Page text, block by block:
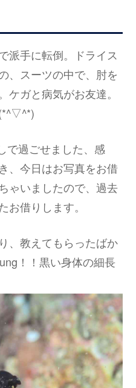
派手に転倒。ドライス
、スーツの中で、肘を
ケガと病気がお友達。
で過ごせました、感
、今日はお写真をお借
ゃいましたので、過去
お借りします。
、教えてもらったばか
！！黒い身体の細長